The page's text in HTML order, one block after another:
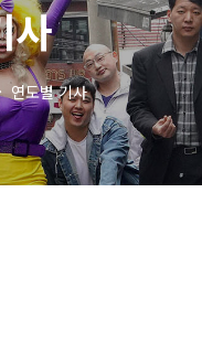
사
연도별 기사